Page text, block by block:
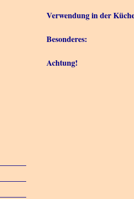
Verwendung in der
Besonderes:
Achtung!